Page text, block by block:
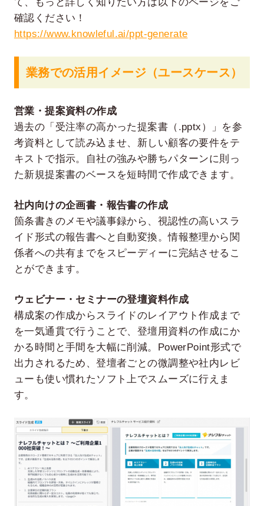
確認ください！
https://www.knowleful.ai/ppt-generate
業務での活用イメージ（ユースケース）
営業・提案資料の作成
過去の「受注率の高かった提案書（.pptx）」を参
考資料として読み込ませ、新しい顧客の要件をテ
キストで指示。自社の強みや勝ちパターンに則っ
た新規提案書のベースを短時間で作成できます。
社内向けの企画書・報告書の作成
箇条書きのメモや議事録から、視認性の高いスラ
イド形式の報告書へと自動変換。情報整理から関
係者への共有までをスピーディーに完結させるこ
とができます。
ウェビナー・セミナーの登壇資料作成
構成案の作成からスライドのレイアウト作成まで
を一気通貫で行うことで、登壇用資料の作成にか
かる時間と手間を大幅に削減。PowerPoint形式で
出力されるため、登壇者ごとの微調整や社内レビ
ューも使い慣れたソフト上でスムーズに行えま
す。